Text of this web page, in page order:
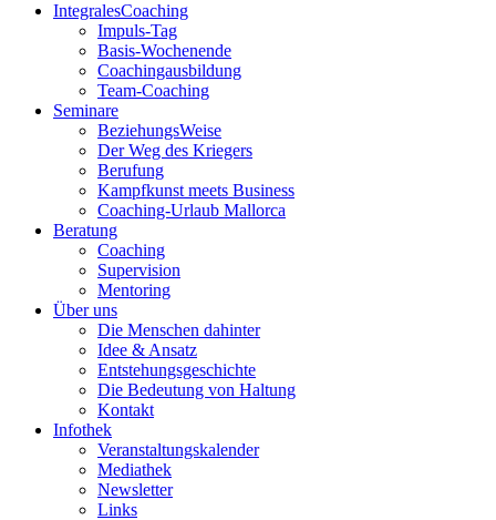
IntegralesCoaching
Impuls-Tag
Basis-Wochenende
Coachingausbildung
Team-Coaching
Seminare
BeziehungsWeise
Der Weg des Kriegers
Berufung
Kampfkunst meets Business
Coaching-Urlaub Mallorca
Beratung
Coaching
Supervision
Mentoring
Über uns
Die Menschen dahinter
Idee & Ansatz
Entstehungsgeschichte
Die Bedeutung von Haltung
Kontakt
Infothek
Veranstaltungskalender
Mediathek
Newsletter
Links